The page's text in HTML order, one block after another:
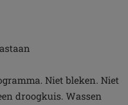
Niet bleken. Niet
droogkuis. Wassen